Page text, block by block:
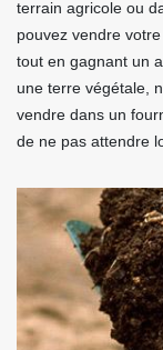
terrain agricole ou
pouvez vendre
tout en gagnant un
une terre végétale,
vendre dans un
de ne pas attendre